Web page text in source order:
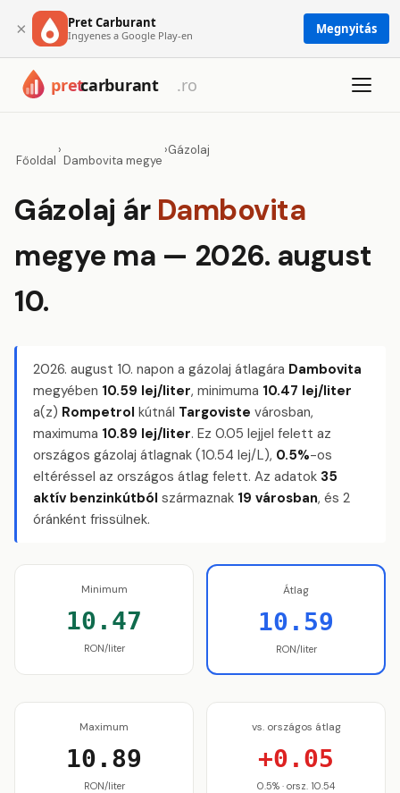
× Pret Carburant
Ingyenes a Google Play-en Megnyitás
Főoldal
›
Dambovita megye
›Gázolaj
Gázolaj ár Dambovita
megye ma — 2026. august
10.
2026. august 10. napon a gázolaj átlagára Dambovita
megyében 10.59 lej/liter, minimuma 10.47 lej/liter
a(z) Rompetrol kútnál Targoviste városban,
maximuma 10.89 lej/liter. Ez 0.05 lejjel felett az
országos gázolaj átlagnak (10.54 lej/L), 0.5%-os
eltéréssel az országos átlag felett. Az adatok 35
aktív benzinkútból származnak 19 városban, és 2
óránként frissülnek.
Minimum
10.47
RON/liter
Átlag
10.59
RON/liter
Maximum
10.89
RON/liter
vs. országos átlag
+0.05
0.5% · orsz. 10.54